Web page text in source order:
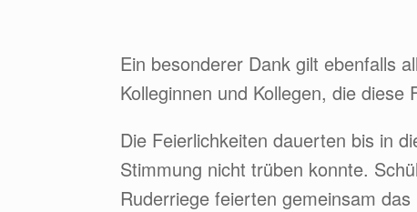
Ein besonderer Dank gilt ebenfalls
Kolleginnen und Kollegen, die
Die Feierlichkeiten dauerten bis in
Stimmung nicht trüben konnte.
Ruderriege feierten gemeinsam